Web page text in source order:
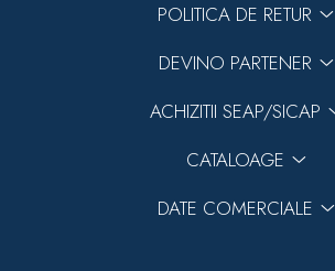
POLITICA DE RETUR
DEVINO PARTENER
ACHIZITII SEAP/SICAP
CATALOAGE
DATE COMERCIALE